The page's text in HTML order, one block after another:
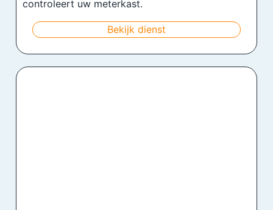
controleert uw meterkast.
Bekijk dienst